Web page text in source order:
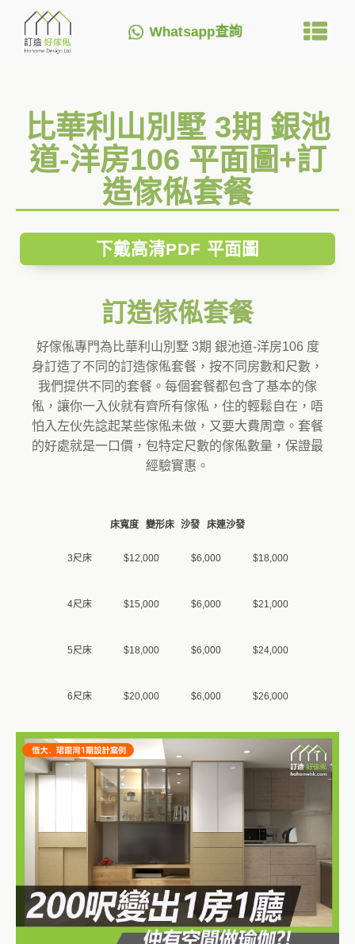
Whatsapp查詢
比華利山別墅 3期 銀池
道-洋房106 平面圖+訂
造傢俬套餐
下戴高清PDF 平面圖
訂造傢俬套餐
好傢俬專門為比華利山別墅 3期 銀池道-洋房106 度
身訂造了不同的訂造傢俬套餐，按不同房數和尺數，
我們提供不同的套餐。每個套餐都包含了基本的傢
俬，讓你一入伙就有齊所有傢俬，住的輕鬆自在，唔
怕入左伙先諗起某些傢俬未做，又要大費周章。套餐
的好處就是一口價，包特定尺數的傢俬數量，保證最
經驗實惠。
床寬度 變形床 沙發 床連沙發
3尺床 $12,000 $6,000 $18,000
4尺床 $15,000 $6,000 $21,000
5尺床 $18,000 $6,000 $24,000
6尺床 $20,000 $6,000 $26,000